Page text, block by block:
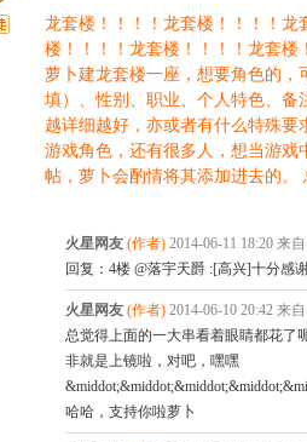
龙套楼！！！！龙套楼！！！！龙
楼！！！！龙套楼！！！！龙套楼
萝卜建龙套楼一座，想要角色的
填）、性别、职业、个人特色、备
越详细越好，亦或者有什么特殊
游戏角色，还有很多人，想当游戏
帖，萝卜会酌情将其添加进去的。
火星网友 (作者) 2014-06-11 18:20 来
回复：4楼 @落宇天爵 :[高兴]十分感
火星网友 (作者) 2014-06-10 20:42 来
总觉得上面的一大串看着眼睛都花了
非就是上镜啦，对吧，嘿嘿
哈哈，支持你啦萝卜